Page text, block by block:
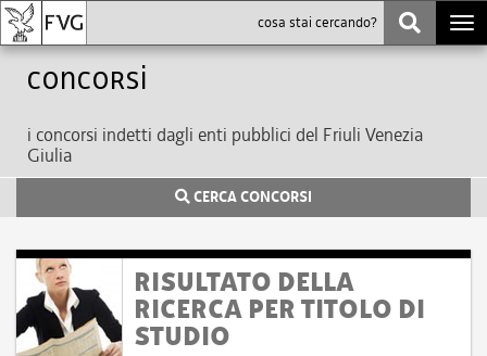
Concorsi
i concorsi indetti dagli enti pubblici del Friuli Venezia
Giulia
CERCA CONCORSI
RISULTATO DELLA
RICERCA PER TITOLO DI
STUDIO